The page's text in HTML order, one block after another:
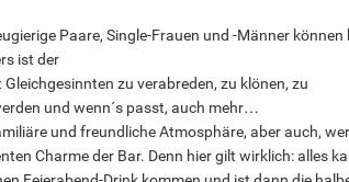
Paare, Single-Frauen und -Männer
ist der
zu verabreden, zu klönen, zu
und wenn´s passt, auch mehr…
und freundliche Atmosphäre, aber auch,
Charme der Bar. Denn hier gilt wirklich: alles